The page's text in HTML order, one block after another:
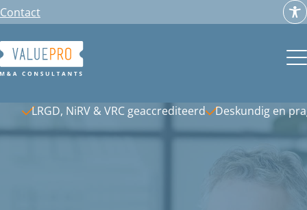
Ga
naar
de
inhoud
Contact
LRGD, NiRV & VRC geaccrediteerd Deskundig en